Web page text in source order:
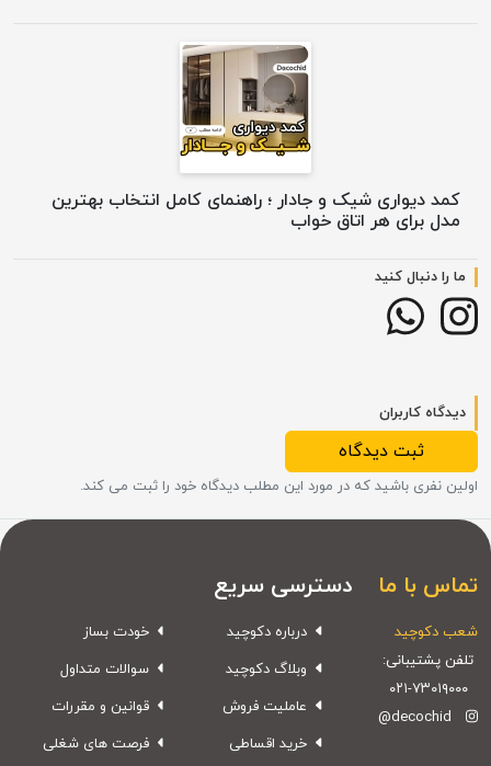
کمد دیواری شیک و جادار ؛ راهنمای کامل انتخاب بهترین
مدل برای هر اتاق خواب
ما را دنبال کنید
دیدگاه کاربران
ثبت دیدگاه
اولین نفری باشید که در مورد این مطلب دیدگاه خود را ثبت می کند.
تماس با ما
شعب دکوچید
تلفن پشتیبانی:
۰۲۱-۷۳۰۱۹۰۰۰
@decochid
دسترسی سریع
درباره دکوچید
وبلاگ دکوچید
عاملیت فروش
خرید اقساطی
خودت بساز
سوالات متداول
قوانین و مقررات
فرصت های شغلی